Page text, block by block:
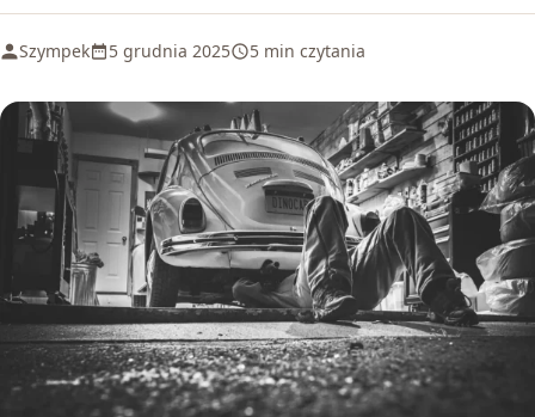
Szympek 5 grudnia 2025 5 min czytania